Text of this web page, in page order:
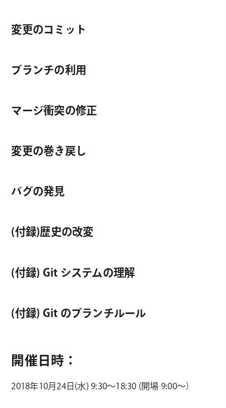
変更のコミット
ブランチの利用
マージ衝突の修正
変更の巻き戻し
バグの発見
(付録)歴史の改変
(付録) Git システムの理解
(付録) Git のブランチルール
開催日時：
2018年10月24日(水) 9:30～18:30 (開場 9:00～）